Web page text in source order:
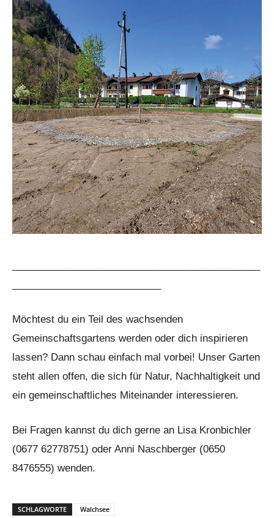
Möchtest du ein Teil des wachsenden
Gemeinschaftsgartens werden oder dich inspirieren
lassen? Dann schau einfach mal vorbei! Unser Garten
steht allen offen, die sich für Natur, Nachhaltigkeit und
ein gemeinschaftliches Miteinander interessieren.
Bei Fragen kannst du dich gerne an Lisa Kronbichler
(0677 62778751) oder Anni Naschberger (0650
8476555) wenden.
SCHLAGWORTE Walchsee